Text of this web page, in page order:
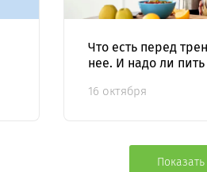
Что есть перед
нее. И надо ли
16 октября